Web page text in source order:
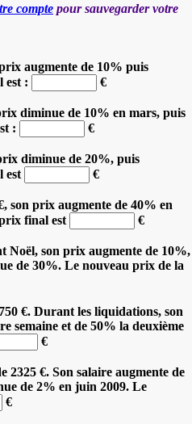
compte pour sauvegarder votre
augmente de 10% puis
est :
€
diminue de 10% en mars, puis
:
€
diminue de 20%, puis
est
€
son prix augmente de 40% en
final est
€
Noël, son prix augmente de 10%,
de 30%. Le nouveau prix de la
€. Durant les liquidations, son
semaine et de 50% la deuxième
€
2325 €. Son salaire augmente de
de 2% en juin 2009. Le
€